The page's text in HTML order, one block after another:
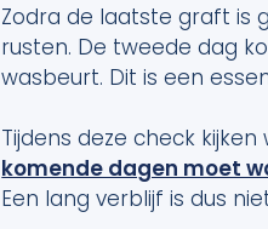
Zodra de laatste graft is
rusten. De tweede dag
wasbeurt. Dit is een
Tijdens deze check
komende dagen moet
Een lang verblijf is dus